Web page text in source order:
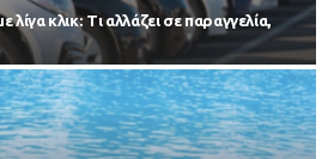
κλικ: Τι αλλάζει σε παραγγελία,